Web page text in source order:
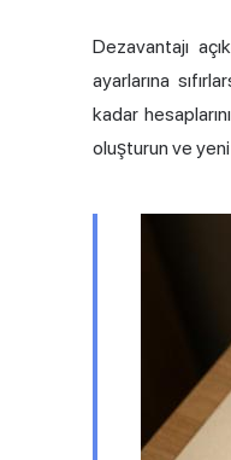
Dezavantajı
ayarlarına
kadar
oluşturun ve